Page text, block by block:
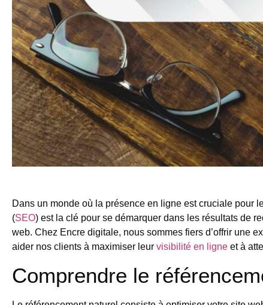
Dans un monde où la présence en ligne est cruciale pour
(SEO) est la clé pour se démarquer dans les résultats de
web. Chez Encre digitale, nous sommes fiers d’offrir une
aider nos clients à maximiser leur visibilité en ligne et à
Comprendre le